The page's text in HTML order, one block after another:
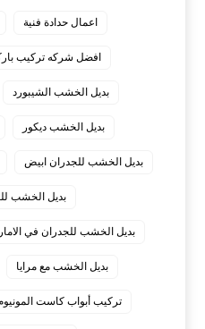
اعمال حدادة فنية
افضل شركه تركيب
بديل الخشب الشيبورد
بديل الخشب ديكور
بديل الخشب للجدران ابيض
بديل الخشب
بديل الخشب للجدران في
بديل الخشب مع مرايا
تركيب أبواب كاست